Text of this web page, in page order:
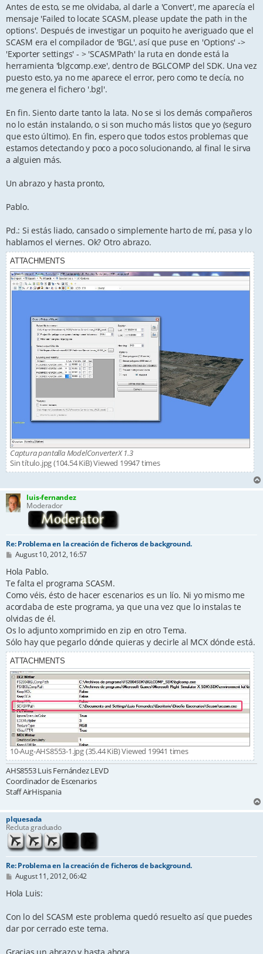
Antes de esto, se me olvidaba, al darle a 'Convert', me aparecía el
mensaje 'Failed to locate SCASM, please update the path in the
options'. Después de investigar un poquito he averiguado que el
SCASM era el compilador de 'BGL', así que puse en 'Options' ->
'Exporter settings' - > 'SCASMPath' la ruta en donde está la
herramienta 'blgcomp.exe', dentro de BGLCOMP del SDK. Una vez
puesto esto, ya no me aparece el error, pero como te decía, no
me genera el fichero '.bgl'.
En fin. Siento darte tanto la lata. No se si los demás compañeros
no lo están instalando, o si son mucho más listos que yo (seguro
que esto último). En fin, espero que todos estos problemas que
estamos detectando y poco a poco solucionando, al final le sirva
a alguien más.
Un abrazo y hasta pronto,
Pablo.
Pd.: Si estás liado, cansado o simplemente harto de mí, pasa y lo
hablamos el viernes. Ok? Otro abrazo.
ATTACHMENTS
Captura pantalla ModelConverterX 1.3
Sin título.jpg (104.54 KiB) Viewed 19947 times
luis-fernandez
Moderador
Re: Problema en la creación de ficheros de background.
P
s
August 10, 2012, 16:57
Hola Pablo.
Te falta el programa SCASM.
Como véis, ésto de hacer escenarios es un lío. Ni yo mismo me
acordaba de este programa, ya que una vez que lo instalas te
olvidas de él.
Os lo adjunto xomprimido en zip en otro Tema.
Sólo hay que pegarlo dónde quieras y decirle al MCX dónde está.
ATTACHMENTS
10-Aug-AHS8553-1.jpg (35.44 KiB) Viewed 19941 times
AHS8553 Luis Fernández LEVD
Coordinador de Escenarios
Staff AirHispania
plquesada
Recluta graduado
Re: Problema en la creación de ficheros de background.
P
s
August 11, 2012, 06:42
Hola Luis:
Con lo del SCASM este problema quedó resuelto así que puedes
dar por cerrado este tema.